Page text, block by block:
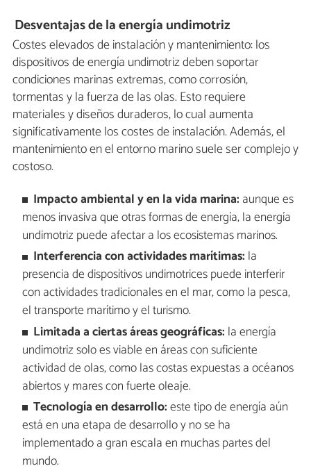
Desventajas de la energía undimotriz
Costes elevados de instalación y mantenimiento: los
dispositivos de energía undimotriz deben soportar
condiciones marinas extremas, como corrosión,
tormentas y la fuerza de las olas. Esto requiere
materiales y diseños duraderos, lo cual aumenta
significativamente los costes de instalación. Además, el
mantenimiento en el entorno marino suele ser complejo y
costoso.
Impacto ambiental y en la vida marina: aunque es
menos invasiva que otras formas de energía, la energía
undimotriz puede afectar a los ecosistemas marinos.
Interferencia con actividades marítimas: la
presencia de dispositivos undimotrices puede interferir
con actividades tradicionales en el mar, como la pesca,
el transporte marítimo y el turismo.
Limitada a ciertas áreas geográficas: la energía
undimotriz solo es viable en áreas con suficiente
actividad de olas, como las costas expuestas a océanos
abiertos y mares con fuerte oleaje.
Tecnología en desarrollo:este tipo de energía aún
está en una etapa de desarrollo y no se ha
implementado a gran escala en muchas partes del
mundo.